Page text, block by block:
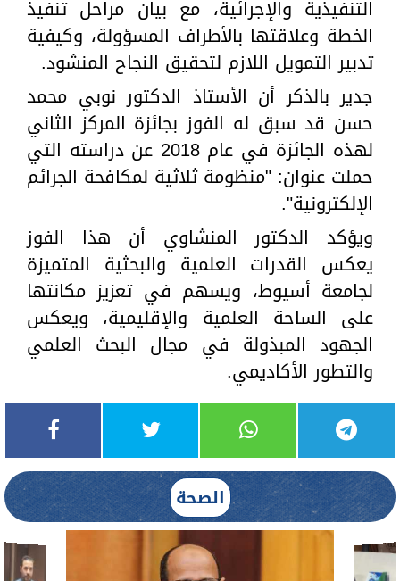
التنفيذية والإجرائية، مع بيان مراحل تنفيذ
الخطة وعلاقتها بالأطراف المسؤولة، وكيفية
تدبير التمويل اللازم لتحقيق النجاح المنشود.
جدير بالذكر أن الأستاذ الدكتور نوبي محمد
حسن قد سبق له الفوز بجائزة المركز الثاني
لهذه الجائزة في عام 2018 عن دراسته التي
حملت عنوان: "منظومة ثلاثية لمكافحة الجرائم
الإلكترونية".
ويؤكد الدكتور المنشاوي أن هذا الفوز
يعكس القدرات العلمية والبحثية المتميزة
لجامعة أسيوط، ويسهم في تعزيز مكانتها
على الساحة العلمية والإقليمية، ويعكس
الجهود المبذولة في مجال البحث العلمي
والتطور الأكاديمي.
الصحة